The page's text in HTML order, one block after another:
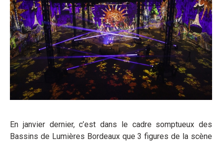
En janvier dernier, c’est dans le cadre somptueux des
Bassins de Lumières Bordeaux que 3 figures de la scène